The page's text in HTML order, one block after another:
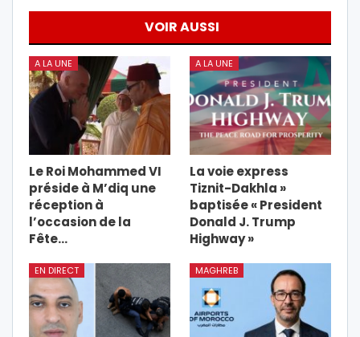
VOIR AUSSI
A LA UNE
Le Roi Mohammed VI
préside à M’diq une
réception à
l’occasion de la
Fête…
A LA UNE
La voie express
Tiznit-Dakhla »
baptisée « President
Donald J. Trump
Highway »
EN DIRECT MAGHREB